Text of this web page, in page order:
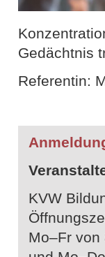
Gedächtnis
Referentin:
KVW
Mo–Fr von